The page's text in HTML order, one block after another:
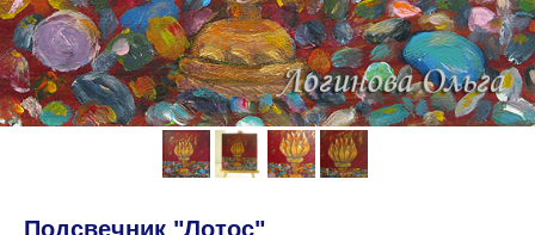
Подсвечник "Лотос"